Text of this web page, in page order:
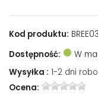
Kod produktu:
Dostępność:
W
Wysyłka : 1-2 dni
Ocena: